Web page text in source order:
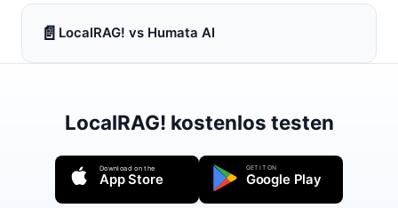
📄 LocalRAG! vs Humata AI
LocalRAG! kostenlos testen
Download on the
App Store
GET IT ON
Google Play